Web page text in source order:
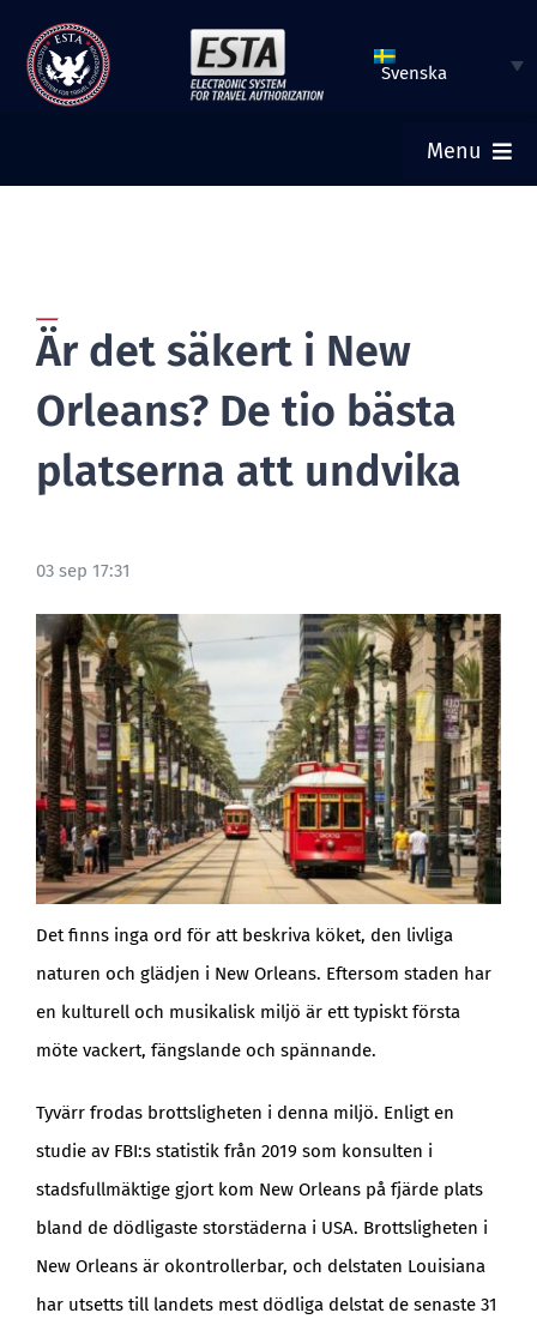
innehåll
Svenska
Menu
KONTROLLERA ESTA-STATUS
TURISTVISUM
BLOGG
Är det säkert i New
Orleans? De tio bästa
platserna att undvika
03 sep 17:31
Det finns inga ord för att beskriva köket, den livliga
naturen och glädjen i New Orleans. Eftersom staden har
en kulturell och musikalisk miljö är ett typiskt första
möte vackert, fängslande och spännande.
Tyvärr frodas brottsligheten i denna miljö. Enligt en
studie av FBI:s statistik från 2019 som konsulten i
stadsfullmäktige gjort kom New Orleans på fjärde plats
bland de dödligaste storstäderna i USA. Brottsligheten i
New Orleans är okontrollerbar, och delstaten Louisiana
har utsetts till landets mest dödliga delstat de senaste 31